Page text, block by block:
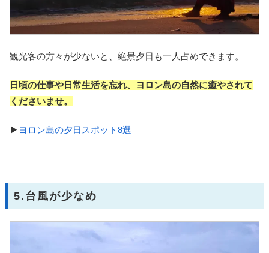
観光客の方々が少ないと、絶景夕日も一人占めできます。
日頃の仕事や日常生活を忘れ、ヨロン島の自然に癒やされて
くださいませ。
▶ ヨロン島の夕日スポット8選
5.台風が少なめ